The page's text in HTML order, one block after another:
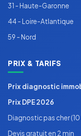
31 - Haute-Garonne
44 - Loire-Atlantique
59 - Nord
PRIX & TARIFS
Prix diagnostic
Prix DPE 2026
Diagnostic pas cher
Devis gratuit en 2 min